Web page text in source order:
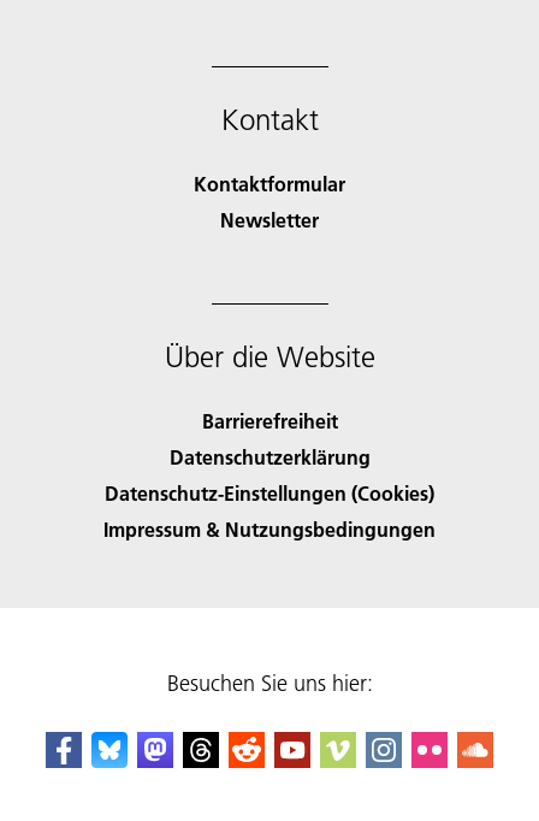
Kontakt
Kontaktformular
Newsletter
Über die Website
Barrierefreiheit
Datenschutzerklärung
Datenschutz-Einstellungen (Cookies)
Impressum & Nutzungsbedingungen
Besuchen Sie uns hier: